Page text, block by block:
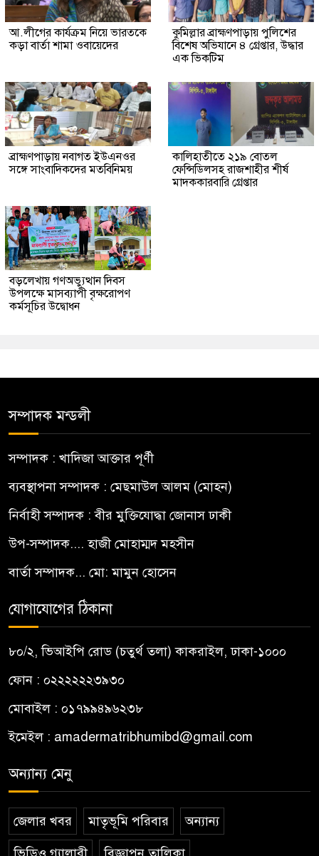
আ.লীগের কার্যক্রম নিয়ে ভারতকে
কড়া বার্তা শামা ওবায়েদের
কুমিল্লার ব্রাহ্মণপাড়ায় পুলিশের
বিশেষ অভিযানে ৪ গ্রেপ্তার, উদ্ধার
এক ভিকটিম
ব্রাহ্মণপাড়ায় নবাগত ইউএনওর
সঙ্গে সাংবাদিকদের মতবিনিময়
কালিহাতীতে ২১৯ বোতল
ফেন্সিডিলসহ রাজশাহীর শীর্ষ
মাদককারবারি গ্রেপ্তার
বড়লেখায় গণঅভ্যুত্থান দিবস
উপলক্ষে মাসব্যাপী বৃক্ষরোপণ
কর্মসূচির উদ্বোধন
সম্পাদক মন্ডলী
সম্পাদক : খাদিজা আক্তার পূর্ণী
ব্যবস্থাপনা সম্পাদক : মেছমাউল আলম (মোহন)
নির্বাহী সম্পাদক : বীর মুক্তিযোদ্ধা জোনাস ঢাকী
উপ-সম্পাদক.... হাজী মোহাম্মদ মহসীন
বার্তা সম্পাদক... মো: মামুন হোসেন
যোগাযোগের ঠিকানা
৮০/২, ভিআইপি রোড (চতুর্থ তলা) কাকরাইল, ঢাকা-১০০০
ফোন : ০২২২২২২৩৯৩০
মোবাইল : ০১৭৯৯৪৯৬২৩৮
ইমেইল : amadermatribhumibd@gmail.com
অন্যান্য মেনু
জেলার খবর মাতৃভূমি পরিবার অন্যান্য